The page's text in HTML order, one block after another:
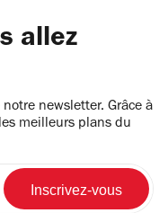
allez
newsletter. Grâce à
meilleurs plans du